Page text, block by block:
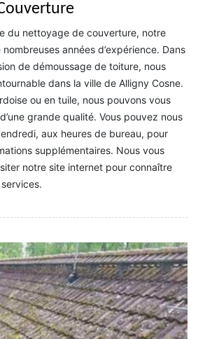
du nettoyage de couverture, notre
années d’expérience. Dans
de démoussage de toiture, nous
dans la ville de Alligny Cosne.
ou en tuile, nous pouvons vous
grande qualité. Vous pouvez nous
aux heures de bureau, pour
supplémentaires. Nous vous
notre site internet pour connaître